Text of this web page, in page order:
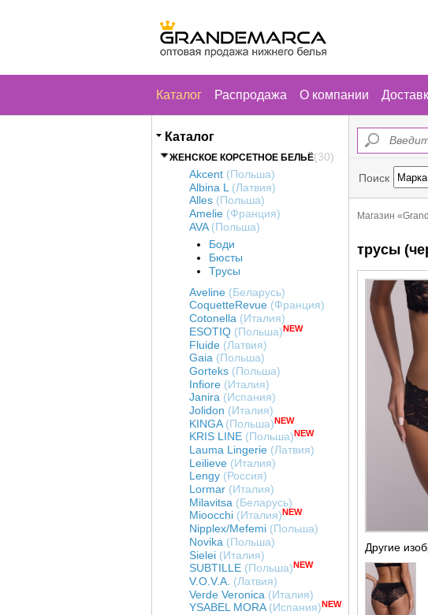
Каталог Распродажа О компании
Каталог
ЖЕНСКОЕ КОРСЕТНОЕ БЕЛЬЁ(30)
Akcent (Польша)
Albina L (Латвия)
Alles (Польша)
Amelie (Франция)
AVA (Польша)
Боди
Бюсты
Трусы
Aveline (Беларусь)
CoquetteRevue (Франция)
Cotonella (Италия)
ESOTIQ (Польша)NEW
Fluide (Латвия)
Gaia (Польша)
Gorteks (Польша)
Infiore (Италия)
Janira (Испания)
Jolidon (Италия)
KINGA (Польша)NEW
KRIS LINE (Польша) NEW
Lauma Lingerie (Латвия)
Leilieve (Италия)
Lengy (Россия)
Lormar (Италия)
Milavitsa (Беларусь)
Mioocchi (Италия) NEW
Nipplex/Mefemi (Польша)
Novika (Польша)
Sielei (Италия)
SUBTILLE (Польша)NEW
V.O.V.A. (Латвия)
Verde Veronica (Италия)
YSABEL MORA(Испания) NEW
Поиск
Магазин
трусы
Другие